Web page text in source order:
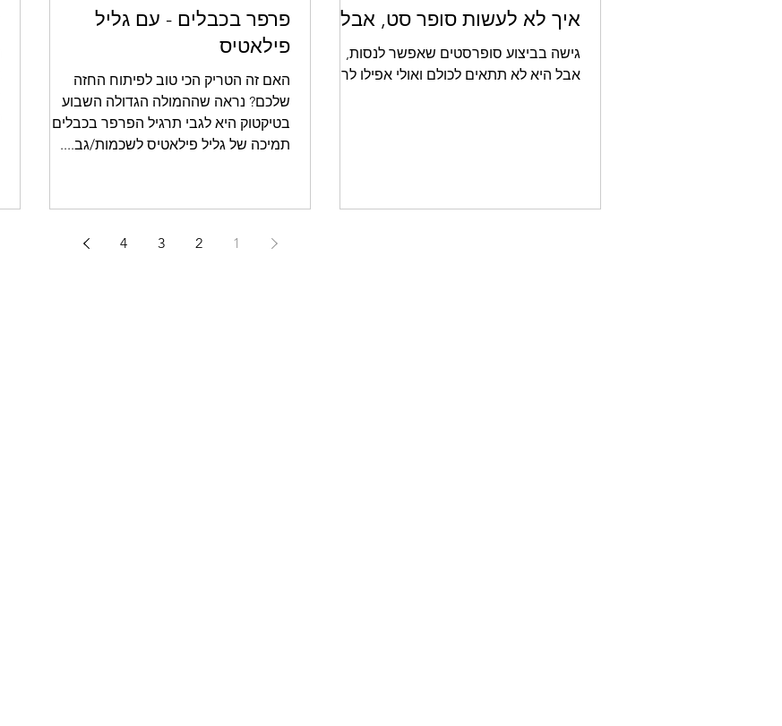
איך לא לעשות סופר סט, אבל...
גישה בביצוע סופרסטים שאפשר לנסות,
אבל היא לא תתאים לכולם ואולי אפילו לרוב
פרפר בכבלים - עם גליל
פילאטיס
האם זה הטריק הכי טוב לפיתוח החזה
שלכם? נראה שההמולה הגדולה השבוע
בטיקטוק היא לגבי תרגיל הפרפר בכבלים עם
תמיכה של גליל פילאטיס לשכמות/גב....
1
2
3
4